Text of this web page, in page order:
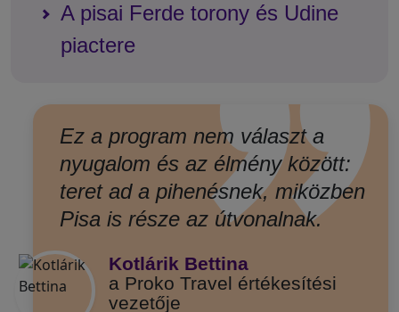
A pisai Ferde torony és Udine
piactere
Ez a program nem választ a
nyugalom és az élmény között:
teret ad a pihenésnek, miközben
Pisa is része az útvonalnak.
Kotlárik Bettina
a Proko Travel értékesítési
vezetője